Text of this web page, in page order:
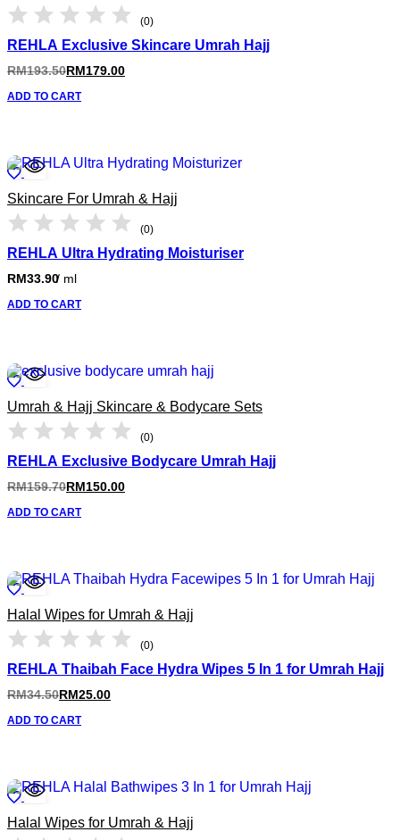
(0)
REHLA Exclusive Skincare Umrah Hajj
RM193.50RM179.00
ADD TO CART
Skincare For Umrah & Hajj
(0)
REHLA Ultra Hydrating Moisturiser
RM33.90/ ml
ADD TO CART
Umrah & Hajj Skincare & Bodycare Sets
(0)
REHLA Exclusive Bodycare Umrah Hajj
RM159.70RM150.00
ADD TO CART
Halal Wipes for Umrah & Hajj
(0)
REHLA Thaibah Face Hydra Wipes 5 In 1 for Umrah Hajj
RM34.50RM25.00
ADD TO CART
Halal Wipes for Umrah & Hajj